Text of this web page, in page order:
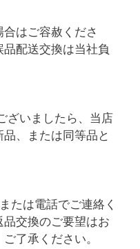
合はご容赦くださ
配送交換は当社負
ざいましたら、当店
、または同等品と
たは電話でご連絡く
交換のご要望はお
了承ください。